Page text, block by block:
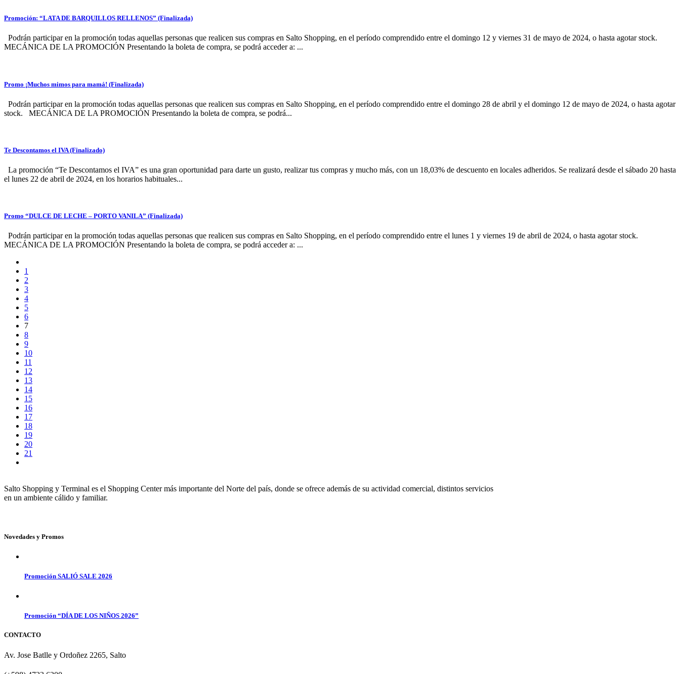
Promoción: “LATA DE BARQUILLOS RELLENOS” (Finalizada)
Podrán participar en la promoción todas aquellas personas que realicen sus compras en Salto Shopping, en el período comprendido entre el domingo 12 y viernes 31 de mayo de 2024, o hasta agotar stock.
MECÁNICA DE LA PROMOCIÓN Presentando la boleta de compra, se podrá acceder a: ...
Promo ¡Muchos mimos para mamá! (Finalizada)
Podrán participar en la promoción todas aquellas personas que realicen sus compras en Salto Shopping, en el período comprendido entre el domingo 28 de abril y el domingo 12 de mayo de 2024, o hasta agotar
stock. MECÁNICA DE LA PROMOCIÓN Presentando la boleta de compra, se podrá...
Te Descontamos el IVA (Finalizado)
La promoción “Te Descontamos el IVA” es una gran oportunidad para darte un gusto, realizar tus compras y mucho más, con un 18,03% de descuento en locales adheridos. Se realizará desde el sábado 20 hasta
el lunes 22 de abril de 2024, en los horarios habituales...
Promo “DULCE DE LECHE – PORTO VANILA” (Finalizada)
Podrán participar en la promoción todas aquellas personas que realicen sus compras en Salto Shopping, en el período comprendido entre el lunes 1 y viernes 19 de abril de 2024, o hasta agotar stock.
MECÁNICA DE LA PROMOCIÓN Presentando la boleta de compra, se podrá acceder a: ...
1
2
3
4
5
6
7
8
9
10
11
12
13
14
15
16
17
18
19
20
21
Salto Shopping y Terminal es el Shopping Center más importante del Norte del país, donde se ofrece además de su actividad comercial, distintos servicios
en un ambiente cálido y familiar.
Novedades y Promos
Promoción SALIÓ SALE 2026
Promoción “DÍA DE LOS NIÑOS 2026”
CONTACTO
Av. Jose Batlle y Ordoñez 2265, Salto